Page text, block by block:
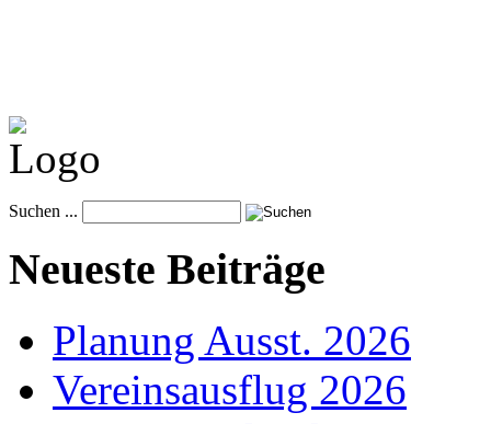
Suchen ...
Neueste Beiträge
Planung Ausst. 2026
Vereinsausflug 2026